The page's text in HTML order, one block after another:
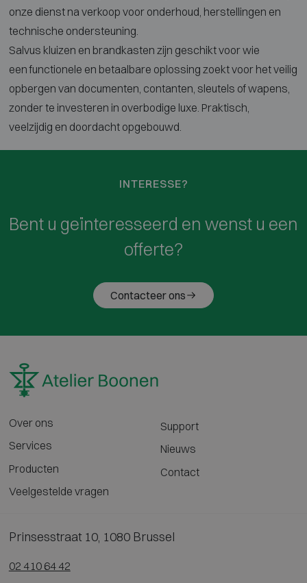
onze dienst na verkoop voor onderhoud, herstellingen en
technische ondersteuning.
Salvus kluizen en brandkasten zijn geschikt voor wie
eenfunctionele en betaalbare oplossing zoekt voor het veilig
opbergen van documenten, contanten, sleutels ofwapens,
zonder te investeren in overbodige luxe. Praktisch,
veelzijdig en doordacht opgebouwd.
INTERESSE?
Bent u geïnteresseerd en wenst u een
offerte?
Contacteer ons
Over ons
Services
Producten
Veelgestelde vragen
Support
Nieuws
Contact
Prinsesstraat 10, 1080 Brussel
02 410 64 42